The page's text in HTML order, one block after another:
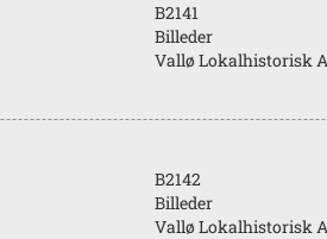
B2141
Billeder
Vallø Lokalhistorisk
B2142
Billeder
Vallø Lokalhistorisk